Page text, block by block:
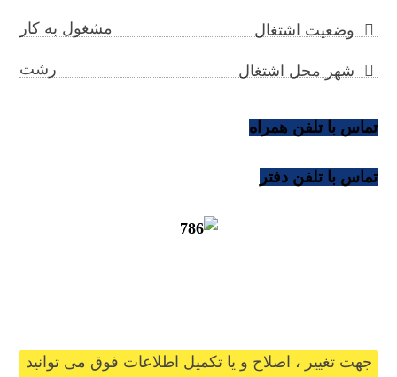
وضعیت اشتغال مشغول به کار
شهر محل اشتغال رشت
تماس با تلفن همراه
تماس با تلفن دفتر
جهت تغییر ، اصلاح و یا تکمیل اطلاعات فوق می توانید